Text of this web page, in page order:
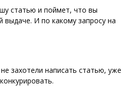
статью и поймет, что вы
выдаче. И по какому запросу на
захотели написать статью, уже